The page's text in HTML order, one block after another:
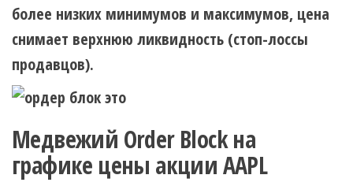
более низких минимумов и максимумов, цена
снимает верхнюю ликвидность (стоп-лоссы
продавцов).
Медвежий Order Block на
графике цены акции AAPL